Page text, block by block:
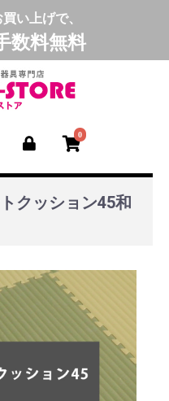
い上げで、
数料無料
0
クッション45和